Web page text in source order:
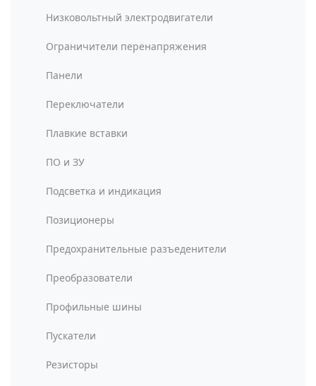
Низковольтный электродвигатели
Ограничители перенапряжения
Панели
Переключатели
Плавкие вставки
ПО и ЗУ
Подсветка и индикация
Позиционеры
Предохранительные разъеденители
Преобразователи
Профильные шины
Пускатели
Резисторы